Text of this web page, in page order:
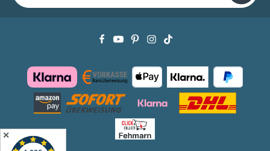
Datenschutzbestimmungenzur Kenntnis genommen
✕